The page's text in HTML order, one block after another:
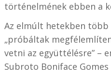
történelmének ebben a
Az elmúlt hetekben több
„próbáltak
vetni az együttélésre” –
Subroto Boniface Gomes